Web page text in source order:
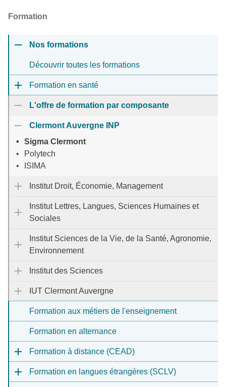
Formation
Nos formations
Découvrir toutes les formations
Formation en santé
L'offre de formation par composante
Clermont Auvergne INP
Sigma Clermont
Polytech
ISIMA
Institut Droit, Économie, Management
Institut Lettres, Langues, Sciences Humaines et
Sociales
Institut Sciences de la Vie, de la Santé, Agronomie,
Environnement
Institut des Sciences
IUT Clermont Auvergne
Formation aux métiers de l'enseignement
Formation en alternance
Formation à distance (CEAD)
Formation en langues étrangères (SCLV)